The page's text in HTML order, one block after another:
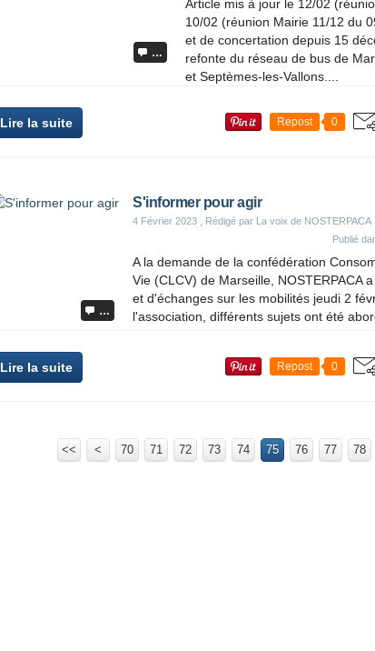
…
Article mis à jour le 12/02
10/02 (réunion Mairie 11/12 du
et de concertation depuis 15
refonte du réseau de bus de
et Septèmes-les-Vallons....
Lire la suite Repost 0
…
S'informer pour agir
4 Février 2023 , Rédigé par La voix de NOSTERPACA
Publié
A la demande de la confédération
Vie (CLCV) de Marseille, NOSTERPACA
et d'échanges sur les mobilités jeudi 2
l'association, différents sujets ont été
Lire la suite Repost 0
<< < 10
20
30
40
50
60
70 71 72 73 74 75 76 77 78